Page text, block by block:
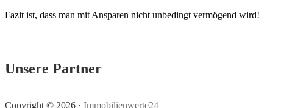
Fazit ist, dass man mit Ansparen nicht unbedingt vermögend wird!
Unsere Partner
Copyright © 2026 · Immobilienwerte24